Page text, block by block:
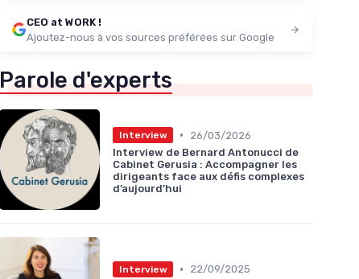
CEO at WORK !
Ajoutez-nous à vos sources préférées sur Google
Parole d'experts
Interview •
26/03/2026
Interview de Bernard Antonucci de
Cabinet Gerusia : Accompagner les
dirigeants face aux défis complexes
d’aujourd’hui
Interview •
22/09/2025